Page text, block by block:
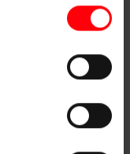
le bouton "Afficher